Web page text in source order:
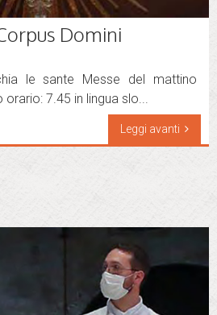
Domini
le sante Messe del mattino
7.45 in lingua slo...
Leggi avanti